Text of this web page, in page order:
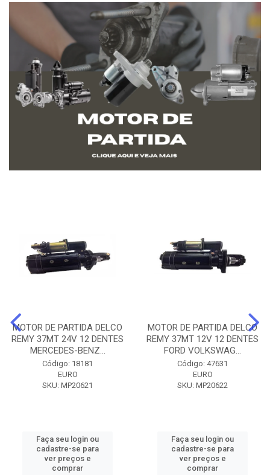
MOTOR DE PARTIDA DELCO
REMY 37MT 24V 12 DENTES
MERCEDES-BENZ...
Código: 18181
EURO
SKU: MP20621
Faça seu login ou
cadastre-se para
ver preços e
comprar
MOTOR DE PARTIDA DELCO
REMY 37MT 12V 12 DENTES
FORD VOLKSWAG...
Código: 47631
EURO
SKU: MP20622
Faça seu login ou
cadastre-se para
ver preços e
comprar